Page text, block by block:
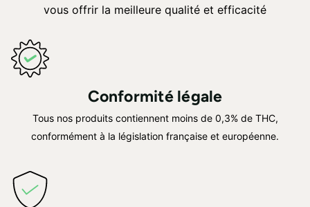
vous offrir la meilleure qualité et efficacité
Conformité légale
Tous nos produits contiennent moins de 0,3% de THC,
conformément à la législation française et européenne.